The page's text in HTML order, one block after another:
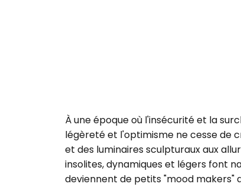
À une époque où l'insécurité et la
légèreté et l'optimisme ne cesse de
et des luminaires sculpturaux aux
insolites, dynamiques et légers font
deviennent de petits "mood makers"